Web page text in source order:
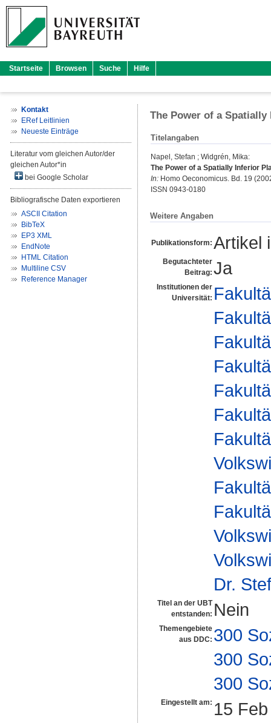
Startseite Browsen Suche Hilfe
Kontakt
ERef Leitlinien
Neueste Einträge
Literatur vom gleichen Autor/der
gleichen Autor*in
bei Google Scholar
Bibliografische Daten exportieren
ASCII Citation
BibTeX
EP3 XML
EndNote
HTML Citation
Multiline CSV
Reference Manager
The Power of a
Titelangaben
Napel, Stefan ; Widgrén, Mika:
The Power of a Spatially Inferior
In: Homo Oeconomicus. Bd. 19
ISSN 0943-0180
Weitere Angaben
Publikationsform: Artikel
Begutachteter
Beitrag: Ja
Institutionen der
Universität:
Dr.
Titel an der UBT
entstanden: Nein
Themengebiete
aus DDC: 300
300
300
Eingestellt am: 15